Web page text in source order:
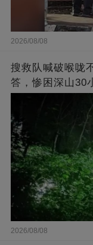
2026/08/08
搜救队喊破喉咙
答，惨困深山30
2026/08/08